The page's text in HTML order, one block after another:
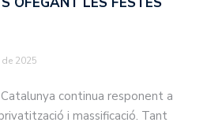
2025
continua responent a
i massificació. Tant